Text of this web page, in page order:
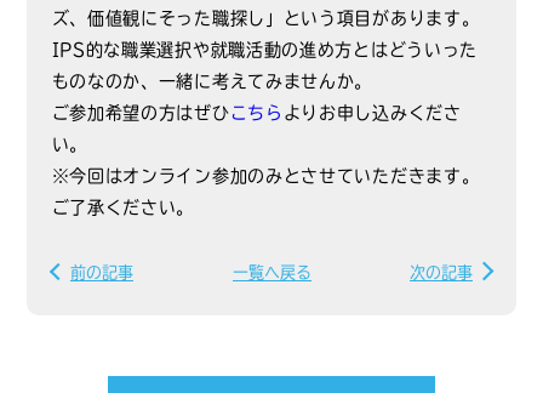
ズ、価値観にそった職探し」という項目があります。
IPS的な職業選択や就職活動の進め方とはどういった
ものなのか、一緒に考えてみませんか。
ご参加希望の方はぜひ こちら よりお申し込みくださ
い。
※今回はオンライン参加のみとさせていただきます。
ご了承ください。
前の記事 一覧へ戻る 次の記事